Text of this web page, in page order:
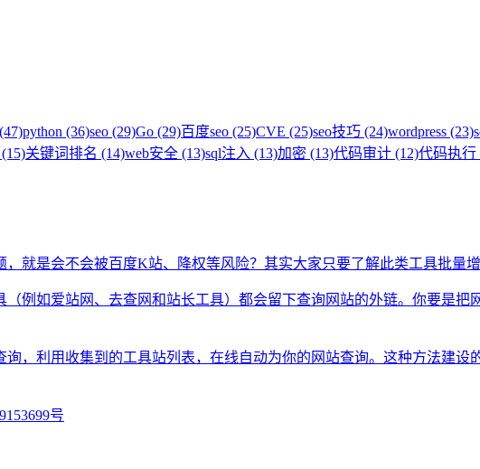
python (36)seo (29)Go (29)百度seo (25)CVE (25)seo技巧 (24)wordpress (23)
关键词排名 (14)web安全 (13)sql注入 (13)加密 (13)代码审计 (12)代码执行
就是会不会被百度K站、降权等风险？其实大家只要了解此类工具批量
例如爱站网、去查网和站长工具）都会留下查询网站的外链。你要是把
，利用收集到的工具站列表，在线自动为你的网站查询。这种方法建
号